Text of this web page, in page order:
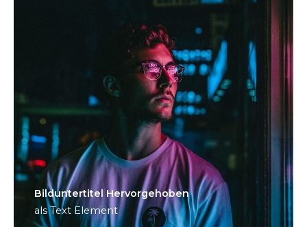
Bild­unter­titel Hervorgehoben
als Text Element